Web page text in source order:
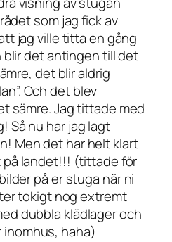
som jag fick av
jag ville titta en gång
blir det antingen till det
det blir aldrig
Och det blev
sämre. Jag tittade med
Så nu har jag lagt
Men det har helt klart
på landet!!! (tittade för
på er stuga när ni
tokigt nog extremt
dubbla klädlager och
haha)